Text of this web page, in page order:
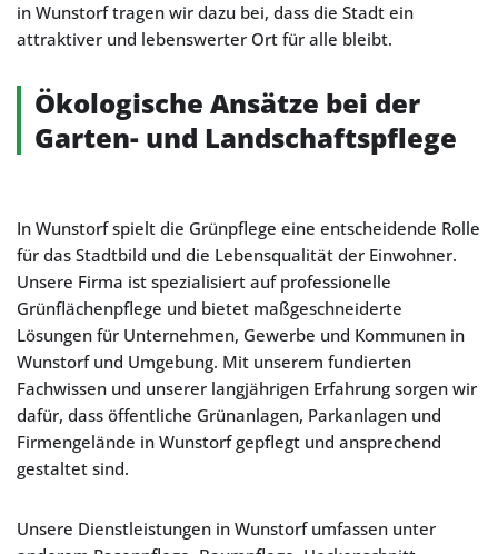
in Wunstorf tragen wir dazu bei, dass die Stadt ein
attraktiver und lebenswerter Ort für alle bleibt.
Ökologische Ansätze bei der
Garten- und Landschaftspflege
In Wunstorf spielt die Grünpflege eine entscheidende Rolle
für das Stadtbild und die Lebensqualität der Einwohner.
Unsere Firma ist spezialisiert auf professionelle
Grünflächenpflege und bietet maßgeschneiderte
Lösungen für Unternehmen, Gewerbe und Kommunen in
Wunstorf und Umgebung. Mit unserem fundierten
Fachwissen und unserer langjährigen Erfahrung sorgen wir
dafür, dass öffentliche Grünanlagen, Parkanlagen und
Firmengelände in Wunstorf gepflegt und ansprechend
gestaltet sind.
Unsere Dienstleistungen in Wunstorf umfassen unter